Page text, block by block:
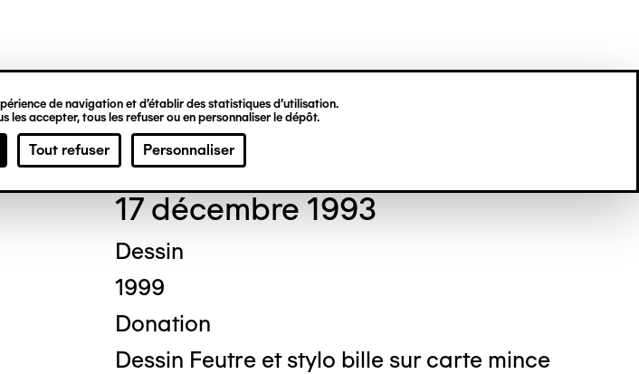
de navigation et d’établir des statistiques d’utilisation.
les accepter, tous les refuser ou en personnaliser le dépôt.
Tout refuser Personnaliser
Ted GORDON
17 décembre 1993
Dessin
1999
Donation
Dessin Feutre et stylo bille sur carte mince